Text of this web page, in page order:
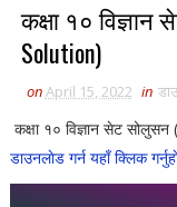
कक्षा १०
Solution)
onApril 15, 2022 in
कक्षा १० विज्ञान सेट
डाउनलाेड गर्न यहाँ क्लिक